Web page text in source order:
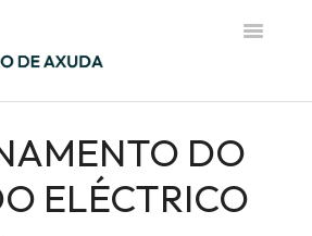
Toggle
DO
ELÉCTRICO